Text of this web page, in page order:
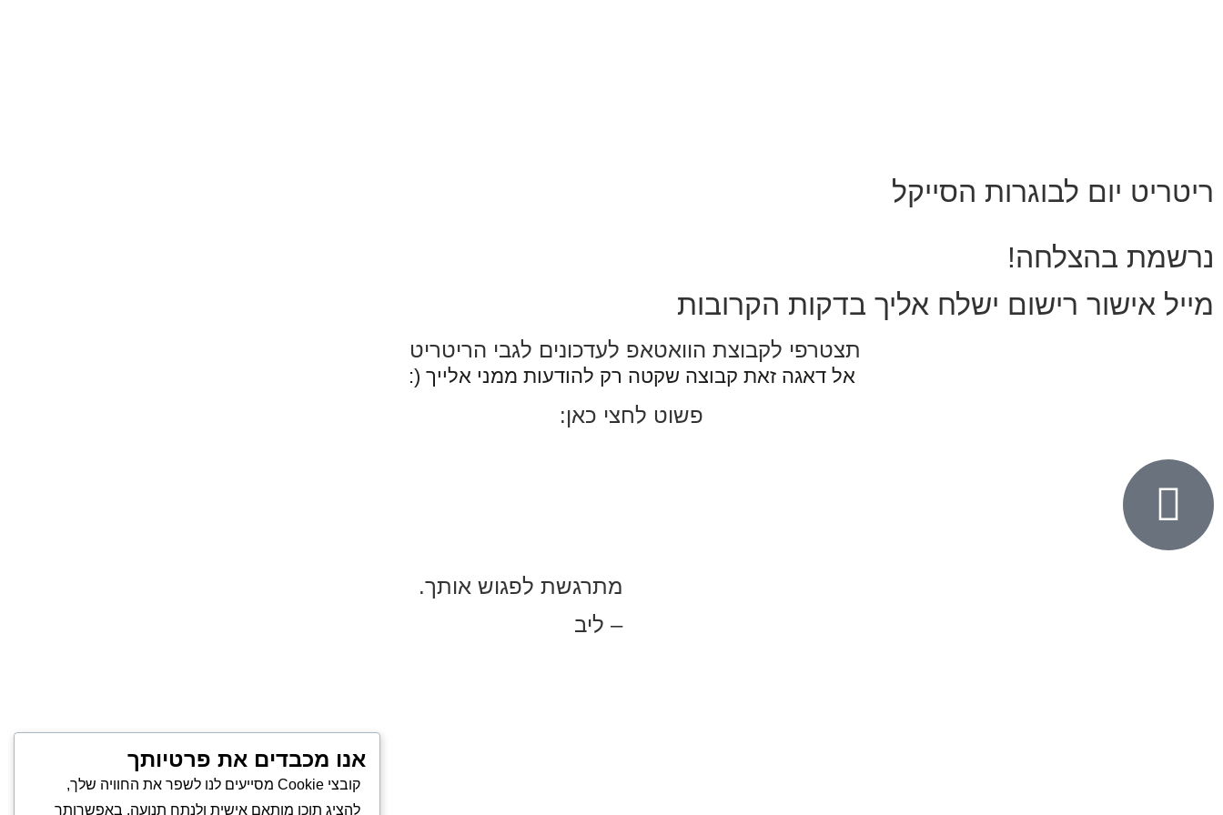
ריטריט יום לבוגרות הסייקל
נרשמת בהצלחה!
מייל אישור רישום ישלח אליך בדקות הקרובות
תצטרפי לקבוצת הוואטאפ לעדכונים לגבי הריטריט
אל דאגה זאת קבוצה שקטה רק להודעות ממני אלייך (:
פשוט לחצי כאן:
מתרגשת לפגוש אותך.
– ליב
אנו מכבדים את פרטיותך
קובצי Cookie מסייעים לנו לשפר את החוויה שלך,
להציג תוכן מותאם אישית ולנתח תנועה. באפשרותך